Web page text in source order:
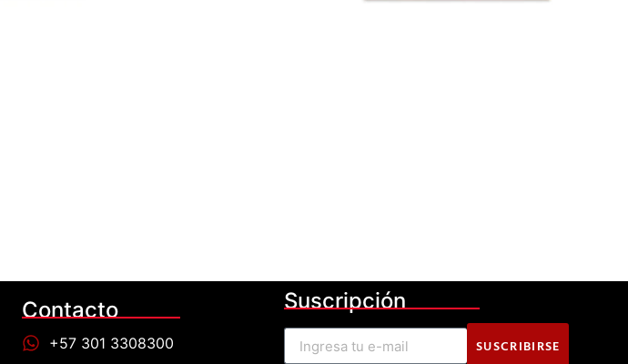
Contacto
+57 301 3308300
Suscripción
SUSCRIBIRSE